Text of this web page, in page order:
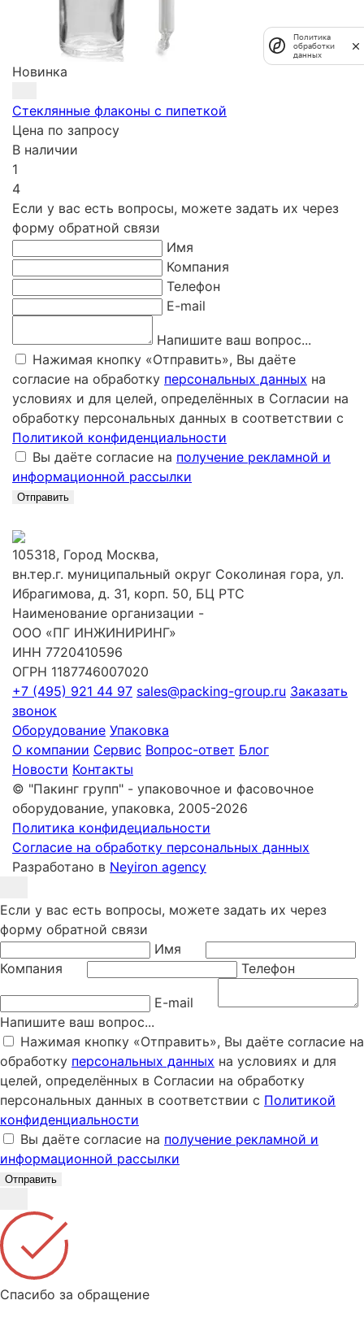
Новинка
Стеклянные флаконы с пипеткой
Цена по запросу
В наличии
1
4
Если у вас есть вопросы, можете задать их через
форму обратной связи
Имя
Компания
Телефон
E-mail
Напишите ваш вопрос...
Нажимая кнопку «Отправить», Вы даёте
согласие на обработку персональных данных на
условиях и для целей, определённых в Согласии на
обработку персональных данных в соответствии с
Политикой конфиденциальности
Вы даёте согласие на получение рекламной и
информационной рассылки
Отправить
105318, Город Москва,
вн.тер.г. муниципальный округ Соколиная гора, ул.
Ибрагимова, д. 31, корп. 50, БЦ РТС
Наименование организации -
ООО «ПГ ИНЖИНИРИНГ»
ИНН 7720410596
ОГРН 1187746007020
+7 (495) 921 44 97 sales@packing-group.ru Заказать
звонок
Оборудование Упаковка
О компании Сервис Вопрос-ответ Блог
Новости Контакты
© "Пакинг групп" - упаковочное и фасовочное
оборудование, упаковка, 2005-2026
Политика конфидециальности
Согласие на обработку персональных данных
Разработано в Neyiron agency
Если у вас есть вопросы, можете задать их через
форму обратной связи
Имя
Компания
Телефон
E-mail
Напишите ваш вопрос...
Нажимая кнопку «Отправить», Вы даёте согласие на
обработку персональных данных на условиях и для
целей, определённых в Согласии на обработку
персональных данных в соответствии с Политикой
конфиденциальности
Вы даёте согласие на получение рекламной и
информационной рассылки
Отправить
Спасибо за обращение
Политика
обработки
данных